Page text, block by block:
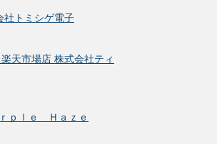
社トミシゲ電子
天市場店 株式会社ティ
ｐｌｅ Ｈａｚｅ